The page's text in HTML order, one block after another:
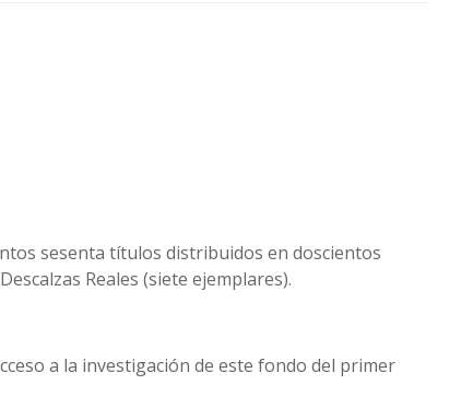
sesenta títulos distribuidos en doscientos
Reales (siete ejemplares).
a la investigación de este fondo del primer